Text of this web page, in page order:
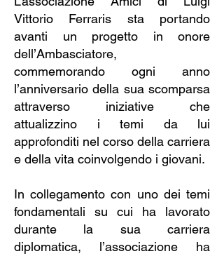
Vittorio Ferraris sta portando
avanti un progetto in onore
dell’Ambasciatore,
commemorando ogni anno
l’anniversario della sua scomparsa
attraverso iniziative che
attualizzino i temi da lui
approfonditi nel corso della carriera
e della vita coinvolgendo i giovani.
In collegamento con uno dei temi
fondamentali su cui ha lavorato
durante la sua carriera
diplomatica, l’associazione ha